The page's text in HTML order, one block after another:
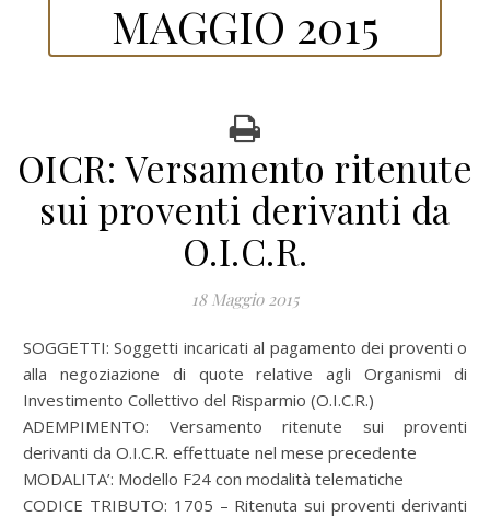
MAGGIO 2015
OICR: Versamento ritenute
sui proventi derivanti da
O.I.C.R.
18 Maggio 2015
SOGGETTI: Soggetti incaricati al pagamento dei proventi o
alla negoziazione di quote relative agli Organismi di
Investimento Collettivo del Risparmio (O.I.C.R.)
ADEMPIMENTO: Versamento ritenute sui proventi
derivanti da O.I.C.R. effettuate nel mese precedente
MODALITA’: Modello F24 con modalità telematiche
CODICE TRIBUTO: 1705 – Ritenuta sui proventi derivanti